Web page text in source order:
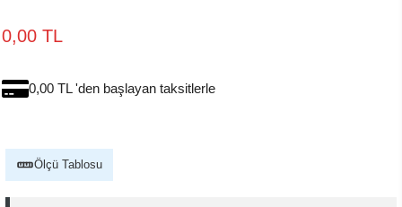
0,00 TL
0,00 TL 'den başlayan taksitlerle
Ölçü Tablosu